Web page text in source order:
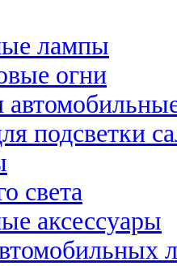
лампы
огни
подсветки
света
аксессуары